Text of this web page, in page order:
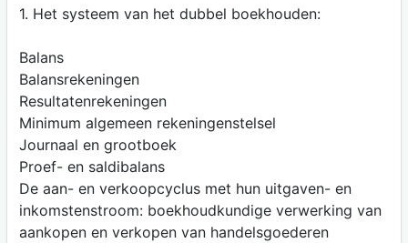
1. Het systeem van het dubbel boekhouden:
Balans
Balansrekeningen
Resultatenrekeningen
Minimum algemeen rekeningenstelsel
Journaal en grootboek
Proef- en saldibalans
De aan- en verkoopcyclus met hun uitgaven- en
inkomstenstroom: boekhoudkundige verwerking van
aankopen en verkopen van handelsgoederen